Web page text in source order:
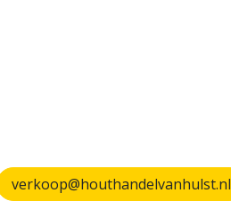
verkoop@houthandelvanhulst.nl